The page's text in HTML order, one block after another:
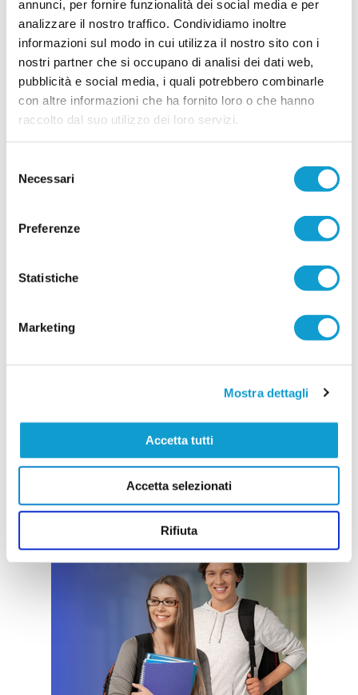
annunci, per fornire funzionalità dei social media e per
analizzare il nostro traffico. Condividiamo inoltre
informazioni sul modo in cui utilizza il nostro sito con i
nostri partner che si occupano di analisi dei dati web,
pubblicità e social media, i quali potrebbero combinarle
con altre informazioni che ha fornito loro o che hanno
raccolto dal suo utilizzo dei loro servizi.
delNecessari
Preferenze
Statistiche
Marketing
Mostra dettagli
Accetta tutti
Accetta selezionati
Rifiuta
Sambenedettese, la Coppa Italia è tua:
battuto Napoli in finale
Foto di Giuseppe Troiani La Sambenedettese
Beach Soccer torna sul tetto d’Italia e lo fa nel
modo più bello: battendo il Napoli per ... leggi
22/06/2026
Sambenedettese in finale di Coppa Italia,
battuto il Catania
Foto di Giuseppe Troiani La Sambenedettese
Beach Soccer vola in finale di Coppa Italia dopo
aver superato il We Beach Catania per 5-